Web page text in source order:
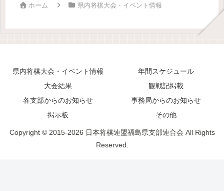
ホーム 県内将棋大会・イベント情報
県内将棋大会・イベント情報
年間スケジュール
大会結果
観戦記掲載
各支部からのお知らせ
事務局からのお知らせ
掲示板
その他
Copyright © 2015-2026 日本将棋連盟福島県支部連合会 All Rights
Reserved.